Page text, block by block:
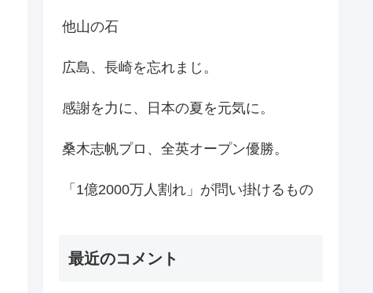
他山の石
広島、長崎を忘れまじ。
感謝を力に、日本の夏を元気に。
桑木志帆プロ、全英オープン優勝。
「1億2000万人割れ」が問い掛けるもの
最近のコメント